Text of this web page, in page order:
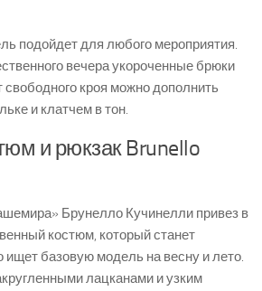
подойдет для любого мероприятия.
вечера укороченные брюки
свободного кроя можно дополнить
и клатчем в тон.
и рюкзак Brunello
Брунелло Кучинелли привез в
костюм, который станет
ищет базовую модель на весну и лето.
лацканами и узким